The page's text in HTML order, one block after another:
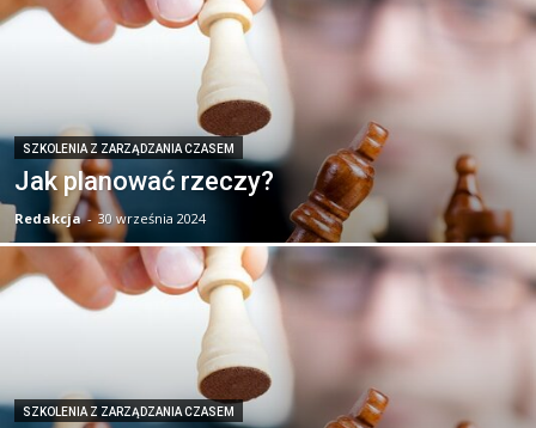
SZKOLENIA Z ZARZĄDZANIA CZASEM
Jak planować rzeczy?
Redakcja - 30 września 2024
SZKOLENIA Z ZARZĄDZANIA CZASEM